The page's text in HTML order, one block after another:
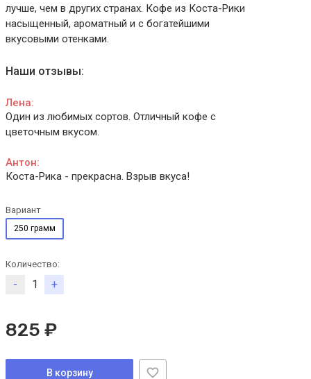
лучше, чем в других странах. Кофе из Коста-Рики
насыщенный, ароматный и с богатейшими
вкусовыми отенками.
Наши отзывы:
Лена:
Один из любимых сортов. Отличный кофе с
цветочным вкусом.
Антон:
Коста-Рика - прекрасна. Взрыв вкуса!
Вариант
250 грамм
Количество:
- +
825 ₽
В корзину